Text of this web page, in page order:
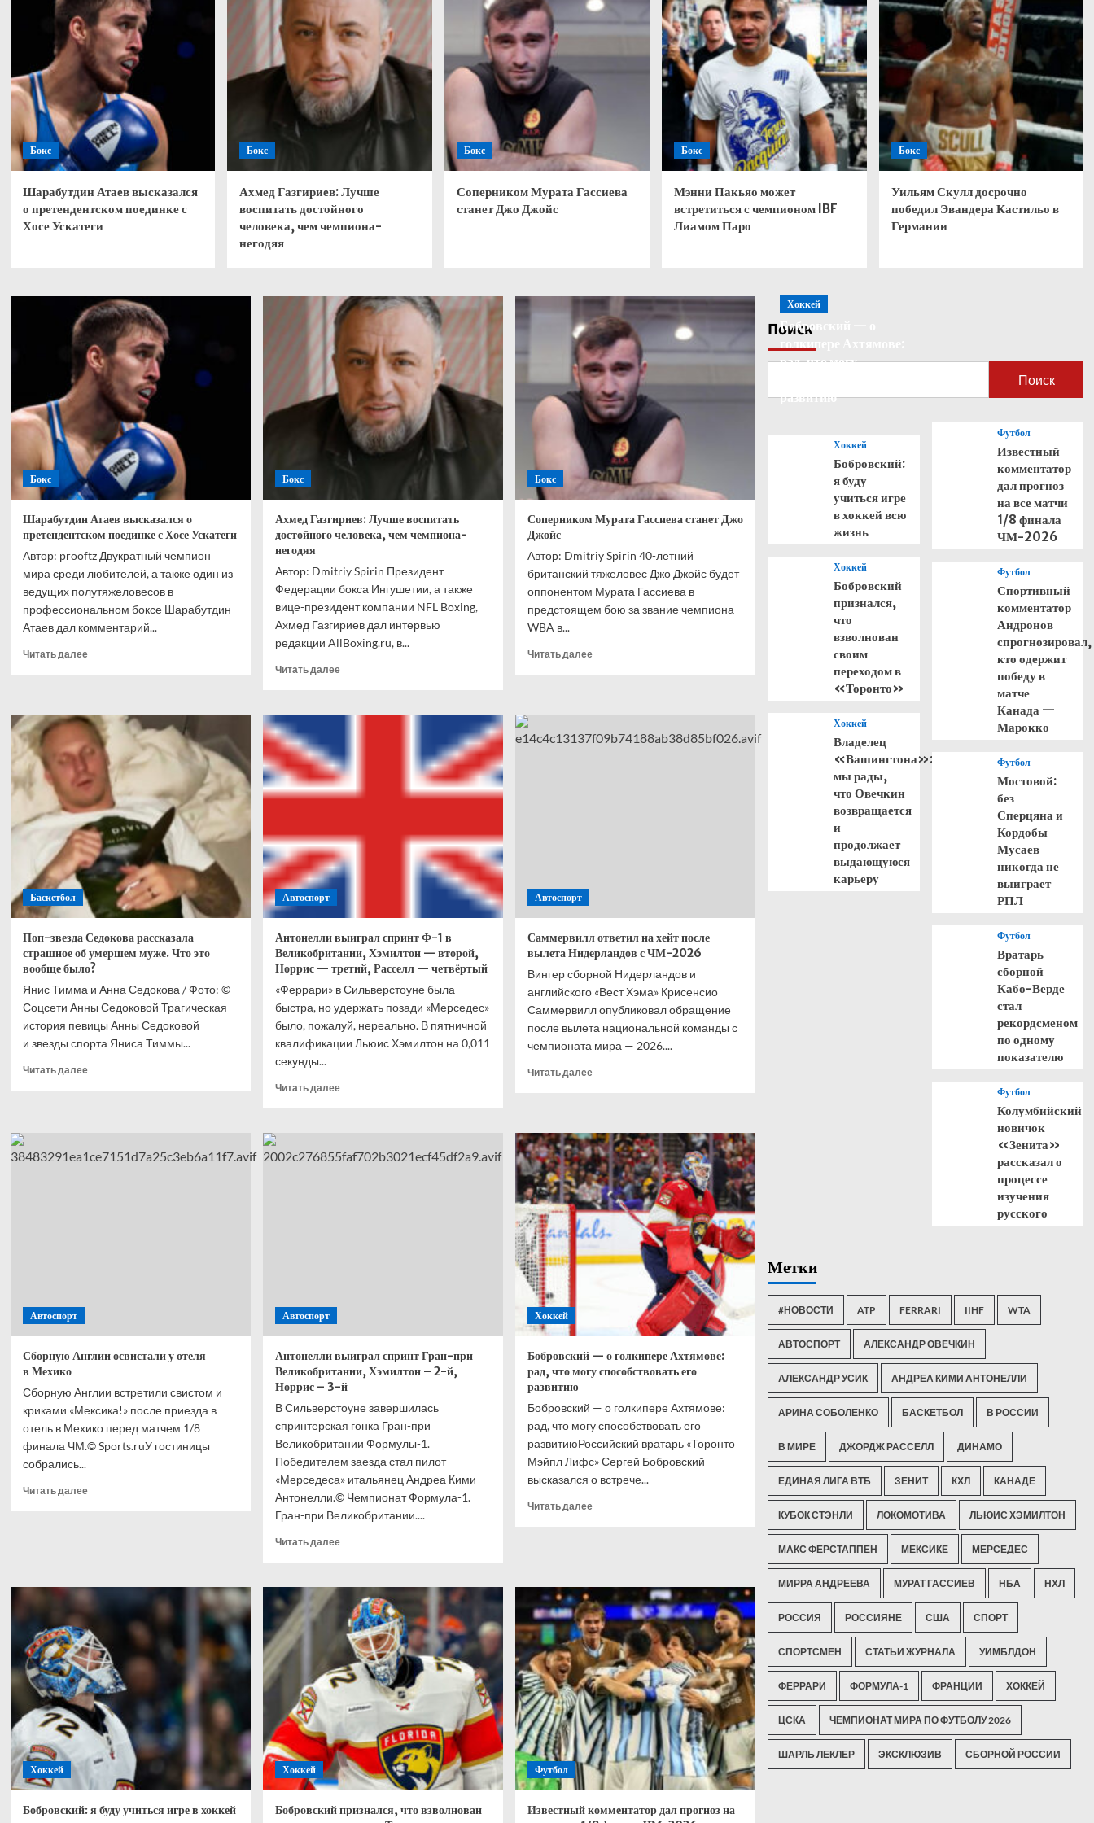
Бокс
Шарабутдин Атаев высказался
о претендентском поединке с
Хосе Ускатеги
Бокс
Ахмед Газгириев: Лучше
воспитать достойного
человека, чем чемпиона-
негодяя
Бокс
Соперником Мурата Гассиева
станет Джо Джойс
Бокс
Мэнни Пакьяо может
встретиться с чемпионом IBF
Лиамом Паро
Бокс
Уильям Скулл досрочно
победил Эвандера Кастильо в
Германии
Бокс
Шарабутдин Атаев высказался о
претендентском поединке с Хосе Ускатеги
Автор: prooftz Двукратный чемпион
мира среди любителей, а также один из
ведущих полутяжеловесов в
профессиональном боксе Шарабутдин
Атаев дал комментарий...
Читать далееПрочитать
Атаев
высказался
о
претендентском
поединке
с
Хосе
Ускатеги
Бокс
Ахмед Газгириев: Лучше воспитать
достойного человека, чем чемпиона-
негодяя
Автор: Dmitriy Spirin Президент
Федерации бокса Ингушетии, а также
вице-президент компании NFL Boxing,
Ахмед Газгириев дал интервью
редакции AllBoxing.ru, в...
Читать далееПрочитать
Ахмед
воспитать
достойного
человека,
негодяя
Бокс
Соперником Мурата Гассиева станет Джо
Джойс
Автор: Dmitriy Spirin 40-летний
британский тяжеловес Джо Джойс будет
оппонентом Мурата Гассиева в
предстоящем бою за звание чемпиона
WBA в...
Читать далееПрочитать
станет
Баскетбол
Поп-звезда Седокова рассказала
страшное об умершем муже. Что это
вообще было?
Янис Тимма и Анна Седокова / Фото: ©
Соцсети Анны Седоковой Трагическая
история певицы Анны Седоковой
и звезды спорта Яниса Тиммы...
Читать далееПрочитать
рассказала
Автоспорт
Антонелли выиграл спринт Ф-1 в
Великобритании, Хэмилтон — второй,
Норрис — третий, Расселл — четвёртый
«Феррари» в Сильверстоуне была
быстра, но удержать позади «Мерседес»
было, пожалуй, нереально. В пятничной
квалификации Льюис Хэмилтон на 0,011
секунды...
Читать далееПрочитать
спринт
Автоспорт
Саммервилл ответил на хейт после
вылета Нидерландов с ЧМ-2026
Вингер сборной Нидерландов и
английского «Вест Хэма» Крисенсио
Саммервилл опубликовал обращение
после вылета национальной команды с
чемпионата мира — 2026....
Читать далееПрочитать
ответил
на хейт
после
вылета
Нидерландов
с ЧМ-2026
Автоспорт
Сборную Англии освистали у отеля
в Мехико
Сборную Англии встретили свистом и
криками «Мексика!» после приезда в
отель в Мехико перед матчем 1/8
финала ЧМ.© Sports.ruУ гостиницы
собрались...
Читать далееПрочитать
Автоспорт
Антонелли выиграл спринт Гран-при
Великобритании, Хэмилтон – 2-й,
Норрис – 3-й
В Сильверстоуне завершилась
спринтерская гонка Гран-при
Великобритании Формулы-1.
Победителем заезда стал пилот
«Мерседеса» итальянец Андреа Кими
Антонелли.© Чемпионат Формула-1.
Гран-при Великобритании....
Читать далееПрочитать
Антонелли
выиграл
спринт
Гран-
при
Великобритании,
Хэмилтон
2-
й,
Норрис
–
3-
й
Хоккей
Бобровский — о голкипере Ахтямове:
рад, что могу способствовать его
развитию
Бобровский — о голкипере Ахтямове:
рад, что могу способствовать его
развитиюРоссийский вратарь «Торонто
Мэйпл Лифс» Сергей Бобровский
высказался о встрече...
Читать далееПрочитать
голкипере
Ахтямове:
рад,
что
могу
способствовать
его
развитию
Хоккей
Бобровский: я буду учиться игре в хоккей
Хоккей
Бобровский признался, что взволнован
Футбол
Известный комментатор дал прогноз на
Поиск
Поиск
Хоккей
Бобровский — о
рад, что могу
развитию
Хоккей
Бобровский:
я буду
учиться игре
в хоккей всю
жизнь
Хоккей
Бобровский
признался,
что
взволнован
своим
переходом в
«Торонто»
Хоккей
Владелец
«Вашингтона»:
мы рады,
что Овечкин
возвращается
и
продолжает
выдающуюся
карьеру
Футбол
Известный
комментатор
дал прогноз
на все матчи
1/8 финала
ЧМ-2026
Футбол
Спортивный
комментатор
Андронов
спрогнозировал,
кто одержит
победу в
матче
Канада —
Марокко
Футбол
Мостовой:
без
Сперцяна и
Кордобы
Мусаев
никогда не
выиграет
РПЛ
Футбол
Вратарь
сборной
Кабо-Верде
стал
рекордсменом
по одному
показателю
Футбол
Колумбийский
новичок
«Зенита»
рассказал о
процессе
изучения
русского
Метки
#НОВОСТИ ATP FERRARI IIHF WTA
АВТОСПОРТ АЛЕКСАНДР ОВЕЧКИН
АЛЕКСАНДР УСИК АНДРЕА КИМИ АНТОНЕЛЛИ
АРИНА СОБОЛЕНКО БАСКЕТБОЛ В РОССИИ
В МИРЕ ДЖОРДЖ РАССЕЛЛ ДИНАМО
ЕДИНАЯ ЛИГА ВТБ ЗЕНИТ КХЛ КАНАДЕ
КУБОК СТЭНЛИ ЛОКОМОТИВА ЛЬЮИС ХЭМИЛТОН
МАКС ФЕРСТАППЕН МЕКСИКЕ МЕРСЕДЕС
МИРРА АНДРЕЕВА МУРАТ ГАССИЕВ НБА НХЛ
РОССИЯ РОССИЯНЕ США СПОРТ
СПОРТСМЕН СТАТЬИ ЖУРНАЛА УИМБЛДОН
ФЕРРАРИ ФОРМУЛА-1 ФРАНЦИИ ХОККЕЙ
ЦСКА ЧЕМПИОНАТ МИРА ПО ФУТБОЛУ 2026
ШАРЛЬ ЛЕКЛЕР ЭКСКЛЮЗИВ СБОРНОЙ РОССИИ